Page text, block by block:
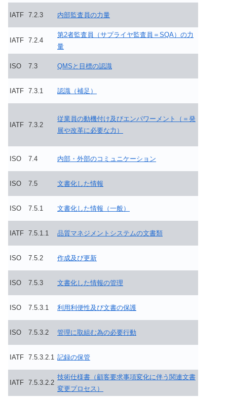
IATF 7.2.3 内部監査員の力量
IATF 7.2.4
第2者監査員（サプライヤ監査員＝SQA）の力
量
ISO 7.3 QMSと目標の認識
IATF 7.3.1 認識（補足）
IATF 7.3.2
従業員の動機付け及びエンパワーメント（＝発
展や改革に必要な力）
ISO 7.4 内部・外部のコミュニケーション
ISO 7.5 文書化した情報
ISO 7.5.1 文書化した情報（一般）
IATF 7.5.1.1 品質マネジメントシステムの文書類
ISO 7.5.2 作成及び更新
ISO 7.5.3 文書化した情報の管理
ISO 7.5.3.1 利用利便性及び文書の保護
ISO 7.5.3.2 管理に取組む為の必要行動
IATF 7.5.3.2.1 記録の保管
IATF 7.5.3.2.2
技術仕様書（顧客要求事項変化に伴う関連文書
変更プロセス）